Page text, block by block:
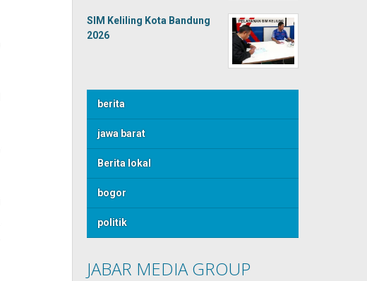
SIM Keliling Kota Bandung
2026
berita
jawa barat
Berita lokal
bogor
politik
JABAR MEDIA GROUP